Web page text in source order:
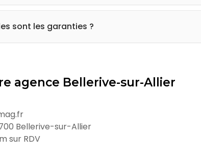
aussi pour vous si vous avez des envies précises.
sont les garanties ?
agence Bellerive-sur-Allier
Bellerive-sur-Allier
sur RDV